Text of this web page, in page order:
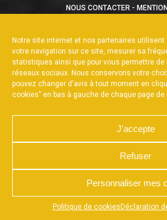
Notre site internet et nos partenaires
votre navigation sur ce site, mesurer sa
statistiques ainsi que pour vous permettre
réseaux sociaux. Nous conservons votre
pouvez changer d'avis à tout moment en
cookies" en bas à gauche de chaque page
J'accepte
Refuser
Personnaliser mes
Politique de cookies Déclaration
Appuyez sur le bouton partager en bas de
NOUS CONTACTER
RÉALISÉ PAR L’AGENCE